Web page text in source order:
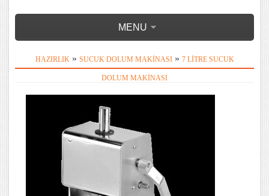
MENU
HAZIRLIK » SUCUK DOLUM MAKINASI» 7 LITRE SUCUK
DOLUM MAKINASI